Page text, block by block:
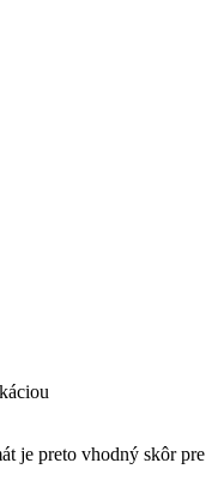
je preto vhodný skôr pre